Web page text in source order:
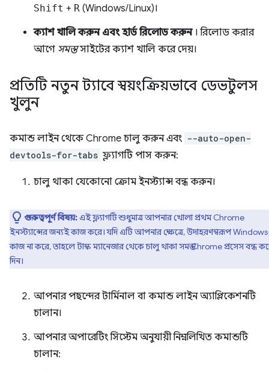
Shift + R (Windows/Linux)।
ক্যাশ খালি করুন এবং হার্ড রিলোড করুন। রিলোড করার
আগে সমস্তসাইটের ক্যাশ খালি করে দেয়।
প্রতিটি নতুন ট্যাবে স্বয়ংক্রিয়ভাবে ডেভটুলস
খুলুন
কমান্ড লাইন থেকে Chrome চালু করুন এবং --auto-open-
devtools-for-tabs ফ্ল্যাগটি পাস করুন:
চালু থাকা যেকোনো ক্রোম ইনস্ট্যান্স বন্ধ করুন।
গুরুত্বপূর্ণ বিষয়:এই ফ্ল্যাগটি শুধুমাত্র আপনার খোলা প্রথম Chrome
ইনস্ট্যান্সের জন্যই কাজ করে। যদি এটি আপনার ক্ষেত্রে, উদাহরণস্বরূপ
কাজ না করে, তাহলে টাস্ক ম্যানেজার থেকে চালু থাকা সমস্ত Chrome প্রসেস বন্ধ
দিন।
আপনার পছন্দের টার্মিনাল বা কমান্ড লাইন অ্যাপ্লিকেশনটি
চালান।
আপনার অপারেটিং সিস্টেম অনুযায়ী নিম্নলিখিত কমান্ডটি
চালান: